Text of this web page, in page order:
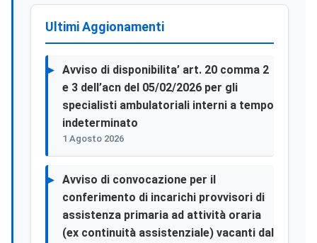
Ultimi Aggionamenti
Avviso di disponibilita’ art. 20 comma 2
e 3 dell’acn del 05/02/2026 per gli
specialisti ambulatoriali interni a tempo
indeterminato
1 Agosto 2026
Avviso di convocazione per il
conferimento di incarichi provvisori di
assistenza primaria ad attività oraria
(ex continuità assistenziale) vacanti dal